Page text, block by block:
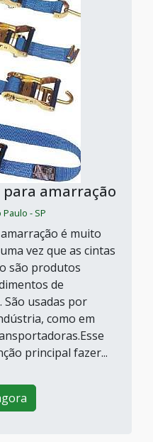
amarração
- SP
é muito
vez que as cintas
são produtos
de
São usadas por
como em
principal fazer...